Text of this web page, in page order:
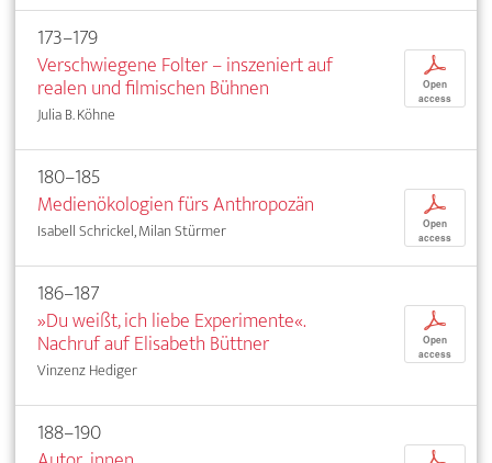
173–179
Verschwiegene Folter – inszeniert auf
realen und filmischen Bühnen
Julia B. Köhne
p
Open
access
180–185
Medienökologien fürs Anthropozän
Isabell Schrickel, Milan Stürmer
p
Open
access
186–187
»Du weißt, ich liebe Experimente«.
Nachruf auf Elisabeth Büttner
Vinzenz Hediger
p
Open
access
188–190